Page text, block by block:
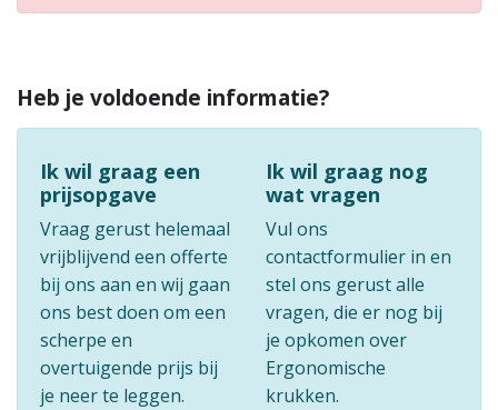
Heb je voldoende informatie?
Ik wil graag een
prijsopgave
Vraag gerust helemaal
vrijblijvend een offerte
bij ons aan en wij gaan
ons best doen om een
scherpe en
overtuigende prijs bij
je neer te leggen.
Ik wil graag nog
wat vragen
Vul ons
contactformulier in en
stel ons gerust alle
vragen, die er nog bij
je opkomen over
Ergonomische
krukken.